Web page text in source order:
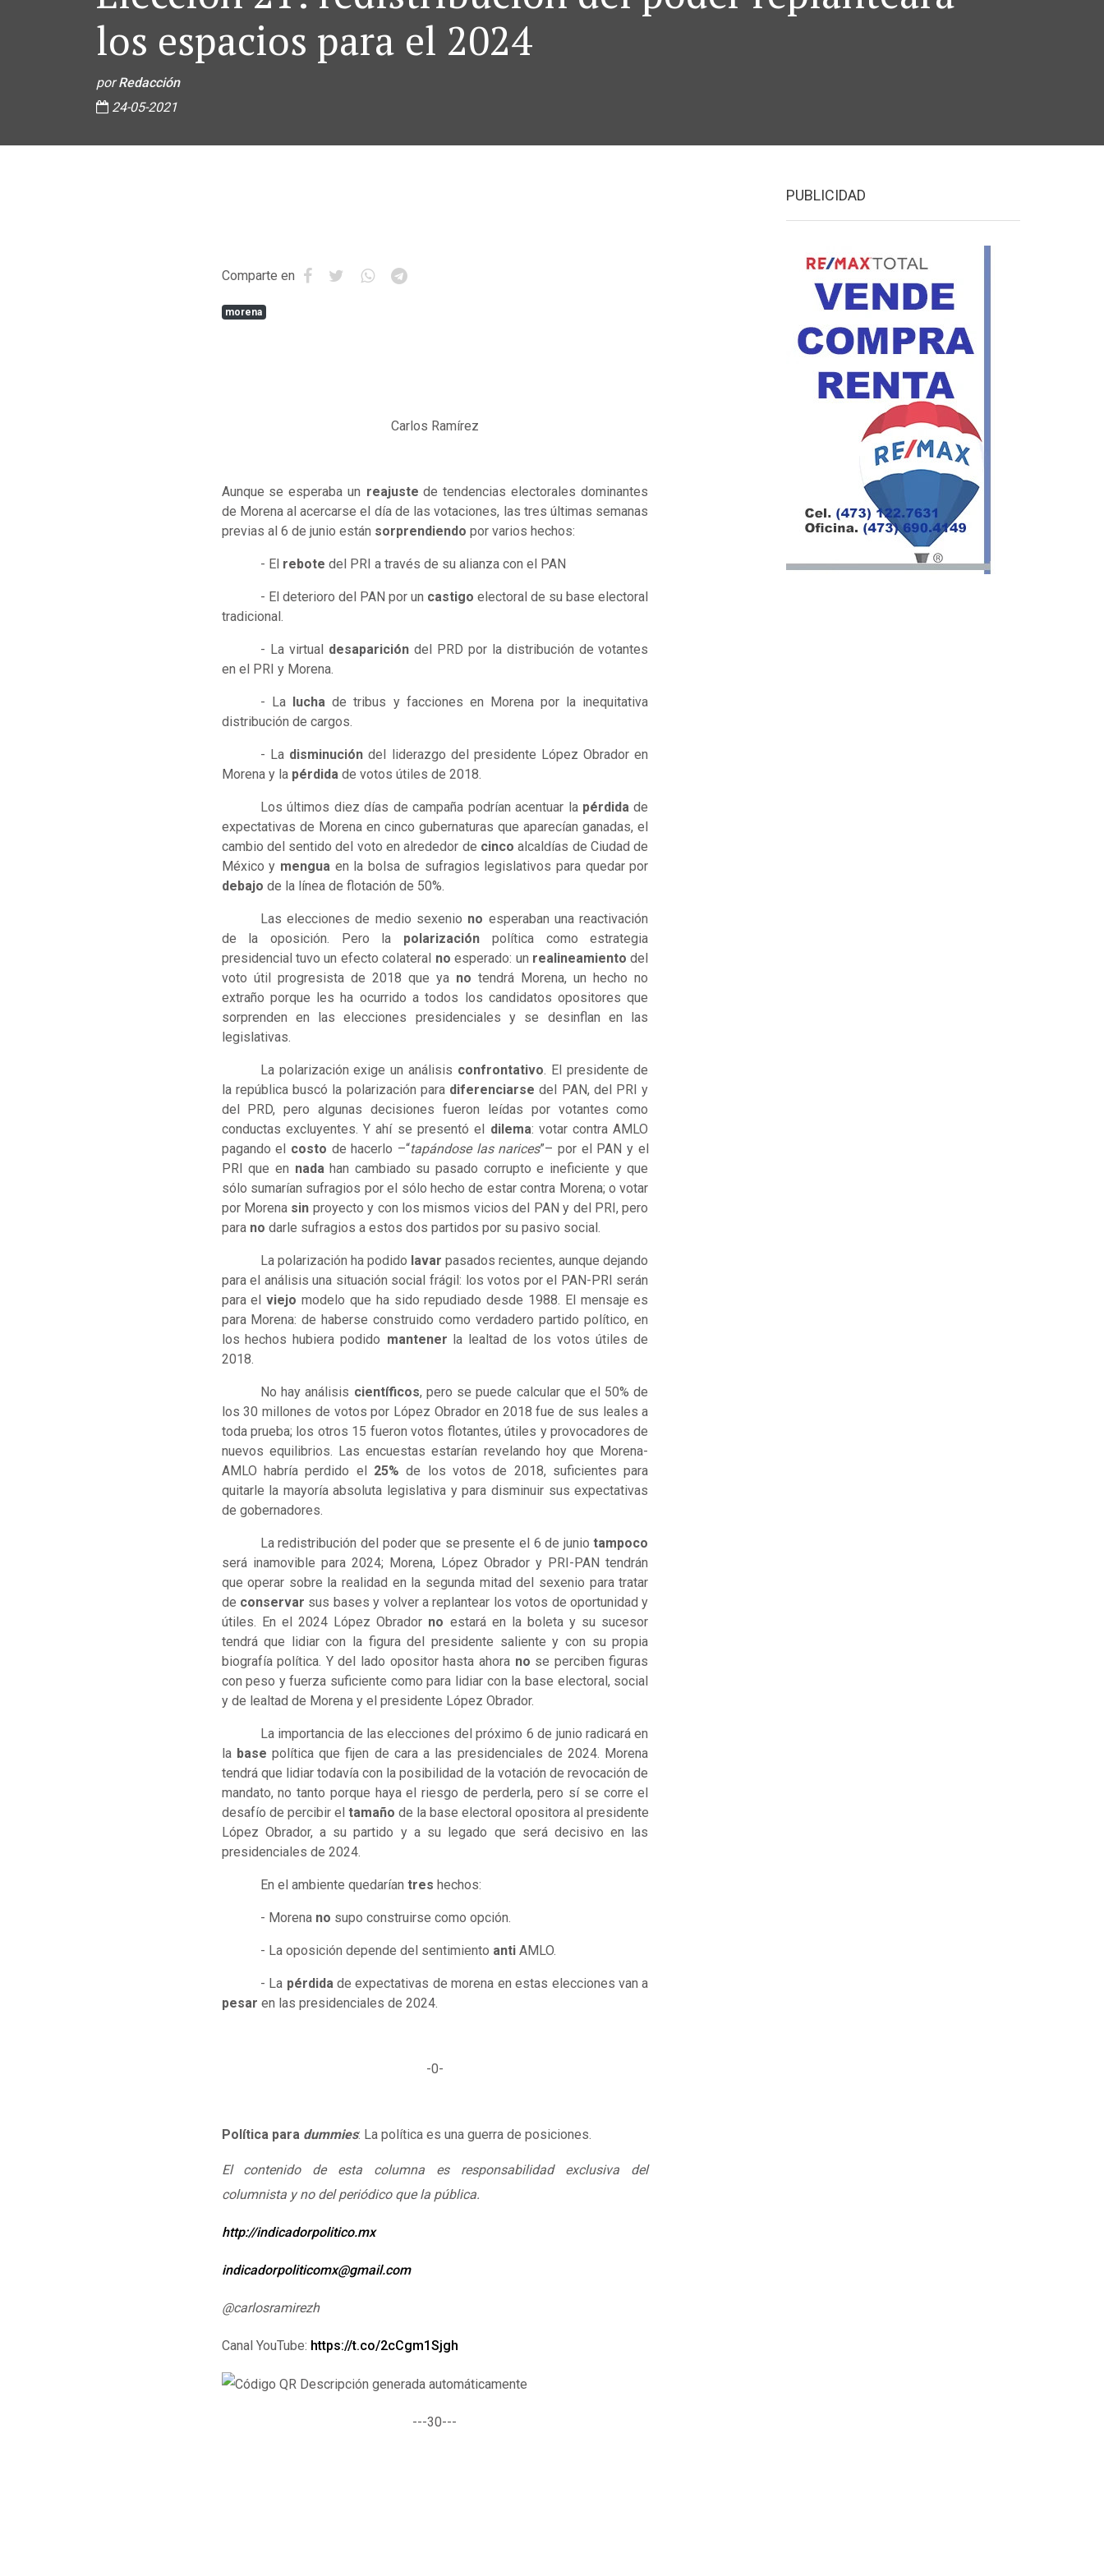
los espacios para el 2024
porRedacción
24-05-2021
Comparte en
morena
Carlos Ramírez
Aunque se esperaba un reajuste de tendencias electorales dominantes
de Morena al acercarse el día de las votaciones, las tres últimas semanas
previas al 6 de junio están sorprendiendo por varios hechos:
- El rebote del PRI a través de su alianza con el PAN
- El deterioro del PAN por un castigo electoral de su base electoral
tradicional.
- La virtual desaparicióndel PRD por la distribución de votantes
en el PRI y Morena.
- La lucha de tribus y facciones en Morena por la inequitativa
distribución de cargos.
- La disminución del liderazgo del presidente López Obrador en
Morena y la pérdidade votos útiles de 2018.
Los últimos diez días de campaña podrían acentuar la pérdida de
expectativas de Morena en cinco gubernaturas que aparecían ganadas, el
cambio del sentido del voto en alrededor de cinco alcaldías de Ciudad de
México y menguaen la bolsa de sufragios legislativos para quedar por
debajo de la línea de flotación de 50%.
Las elecciones de medio sexenio no esperaban una reactivación
de la oposición. Pero la polarización política como estrategia
presidencial tuvo un efecto colateral no esperado: un realineamiento del
voto útil progresista de 2018 que ya no tendrá Morena, un hecho no
extraño porque les ha ocurrido a todos los candidatos opositores que
sorprenden en las elecciones presidenciales y se desinflan en las
legislativas.
La polarización exige un análisis confrontativo. El presidente de
la república buscó la polarización para diferenciarse del PAN, del PRI y
del PRD, pero algunas decisiones fueron leídas por votantes como
conductas excluyentes. Y ahí se presentó el dilema: votar contra AMLO
pagando el costo de hacerlo –“tapándose las narices”– por el PAN y el
PRI que en nadahan cambiado su pasado corrupto e ineficiente y que
sólo sumarían sufragios por el sólo hecho de estar contra Morena; o votar
por Morena sin proyecto y con los mismos vicios del PAN y del PRI, pero
para no darle sufragios a estos dos partidos por su pasivo social.
La polarización ha podido lavar pasados recientes, aunque dejando
para el análisis una situación social frágil: los votos por el PAN-PRI serán
para elviejo modelo que ha sido repudiado desde 1988. El mensaje es
para Morena: de haberse construido como verdadero partido político, en
los hechos hubiera podido mantener la lealtad de los votos útiles de
2018.
No hay análisis científicos, pero se puede calcular que el 50% de
los 30 millones de votos por López Obrador en 2018 fue de sus leales a
toda prueba; los otros 15 fueron votos flotantes, útiles y provocadores de
nuevos equilibrios. Las encuestas estarían revelando hoy que Morena-
AMLO habría perdido el 25% de los votos de 2018, suficientes para
quitarle la mayoría absoluta legislativa y para disminuir sus expectativas
de gobernadores.
La redistribución del poder que se presente el 6 de juniotampoco
será inamovible para 2024; Morena, López Obrador y PRI-PAN tendrán
que operar sobre la realidad en la segunda mitad del sexenio para tratar
de conservar sus bases y volver a replantear los votos de oportunidad y
útiles. En el 2024 López Obrador no estará en la boleta y su sucesor
tendrá que lidiar con la figura del presidente saliente y con su propia
biografía política. Y del lado opositor hasta ahora no se perciben figuras
con peso y fuerza suficiente como para lidiar con la base electoral, social
y de lealtad de Morena y el presidente López Obrador.
La importancia de las elecciones del próximo 6 de junio radicará en
la base política que fijen de cara a las presidenciales de 2024. Morena
tendrá que lidiar todavía con la posibilidad de la votación de revocación de
mandato, no tanto porque haya el riesgo de perderla, pero sí se corre el
desafío de percibir el tamaño de la base electoral opositora al presidente
López Obrador, a su partido y a su legado que será decisivo en las
presidenciales de 2024.
En el ambiente quedarían tres hechos:
- Morena no supo construirse como opción.
- La oposición depende del sentimiento antiAMLO.
- La pérdidade expectativas de morena en estas elecciones van a
pesar en las presidenciales de 2024.
-0-
Política para dummies: La política es una guerra de posiciones.
El contenido de esta columna es responsabilidad exclusiva del
columnista y no del periódico que la pública.
http://indicadorpolitico.mx
indicadorpoliticomx@gmail.com
@carlosramirezh
Canal YouTube: https://t.co/2cCgm1Sjgh
---30---
PUBLICIDAD